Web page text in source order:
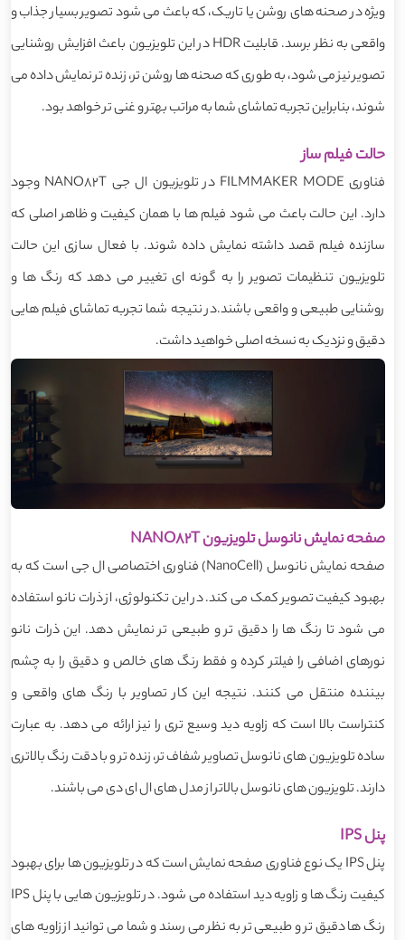
ویژه در صحنه های روشن یا تاریک، که باعث می شود تصویر بسیار جذاب و
واقعی به نظر برسد. قابلیت HDR در این تلویزیون باعث افزایش روشنایی
تصویر نیز می شود، به طوری که صحنه ها روشن تر، زنده تر نمایش داده می
شوند، بنابراین تجربه تماشای شما به مراتب بهتر و غنی تر خواهد بود.
حالت فیلم ساز
فناوری FILMMAKER MODE در تلویزیون ال جی NANO82T وجود
دارد. این حالت باعث می شود فیلم ها با همان کیفیت و ظاهر اصلی که
سازنده فیلم قصد داشته نمایش داده شوند. با فعال سازی این حالت
تلویزیون تنظیمات تصویر را به گونه ای تغییر می دهد که رنگ ها و
روشنایی طبیعی و واقعی باشند.در نتیجه شما تجربه تماشای فیلم هایی
دقیق و نزدیک به نسخه اصلی خواهید داشت.
صفحه نمایش نانوسل تلویزیون NANO82T
صفحه نمایش نانوسل (NanoCell) فناوری اختصاصی ال جی است که به
بهبود کیفیت تصویر کمک می کند. در این تکنولوژی، از ذرات نانو استفاده
می شود تا رنگ ها را دقیق تر و طبیعی تر نمایش دهد. این ذرات نانو
نورهای اضافی را فیلتر کرده و فقط رنگ های خالص و دقیق را به چشم
بیننده منتقل می کنند. نتیجه این کار تصاویر با رنگ های واقعی و
کنتراست بالا است که زاویه دید وسیع تری را نیز ارائه می دهد. به عبارت
ساده تلویزیون های نانوسل تصاویر شفاف تر، زنده تر و با دقت رنگ بالاتری
دارند. تلویزیون های نانوسل بالاتر از مدل های ال ای دی می باشند.
پنل IPS
پنل IPS یک نوع فناوری صفحه نمایش است که در تلویزیون ها برای بهبود
کیفیت رنگ ها و زاویه دید استفاده می شود. در تلویزیون هایی با پنل IPS
رنگ ها دقیق تر و طبیعی تر به نظر می رسند و شما می توانید از زاویه های